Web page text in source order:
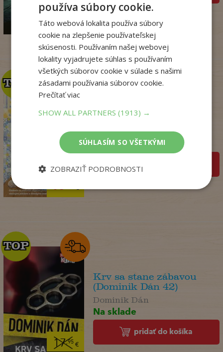
14,90€
3,95€
18 ,99€
TOP
TOP
Penzión v Portugalsku
bez oriezky (v ...
Na sklade
17,95€
TOP
TOP
Krv sa stane zábavou
(Dominik Dán 42)
Dominik Dán
Na sklade
pridať do košíka
používa súbory cookie.
Táto webová lokalita používa súbory
cookie na zlepšenie používateľskej
skúsenosti. Používaním našej webovej
lokality vyjadrujete súhlas s používaním
všetkých súborov cookie v súlade s našimi
zásadami používania súborov cookie.
Prečítať viac
SHOW ALL PARTNERS(1913) →
SÚHLASÍM SO VŠETKÝMI
ZOBRAZIŤ PODROBNOSTI